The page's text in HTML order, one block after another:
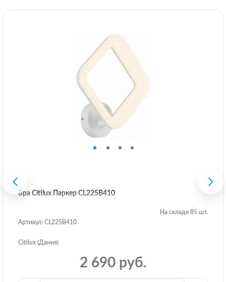
Бра Citilux Паркер CL225B410
На складе 85 шт.
Артикул: CL225B410
Citilux (Дания)
2 690 руб.